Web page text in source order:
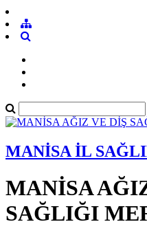
MANİSA İL
MANİSA
SAĞLIĞI